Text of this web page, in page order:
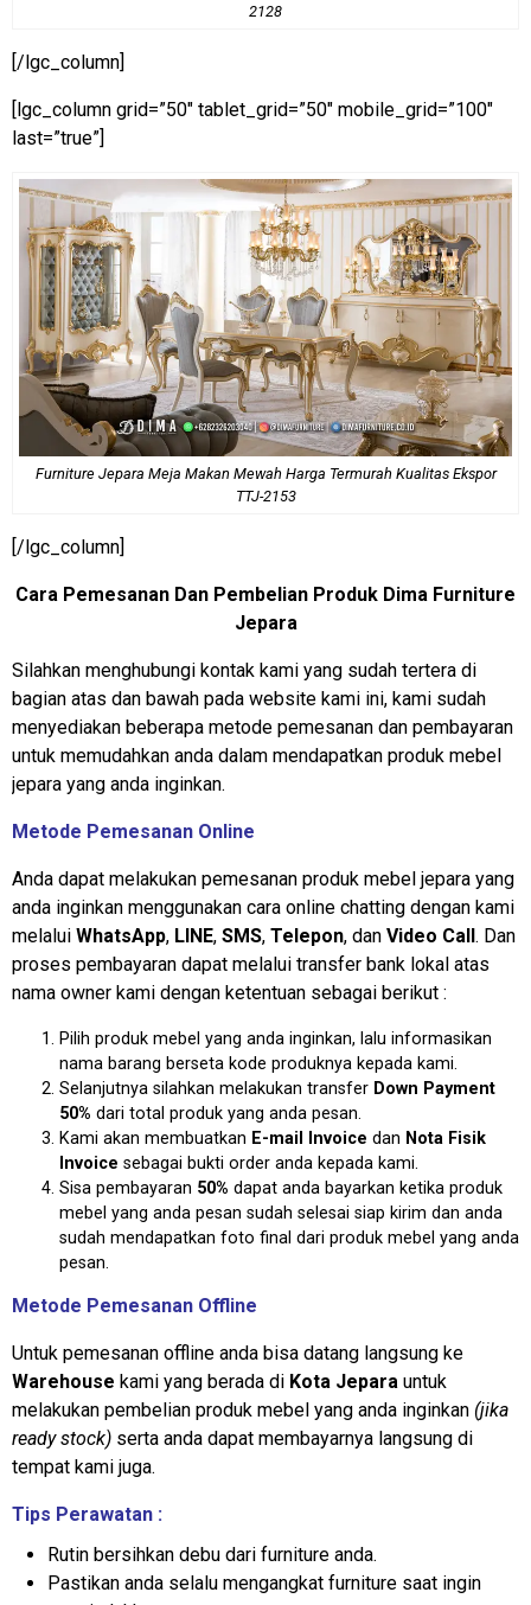
2128
[/lgc_column]
[lgc_column grid=”50″ tablet_grid=”50″ mobile_grid=”100″
last=”true”]
Furniture Jepara Meja Makan Mewah Harga Termurah Kualitas Ekspor
TTJ-2153
[/lgc_column]
Cara Pemesanan Dan Pembelian Produk Dima Furniture
Jepara
Silahkan menghubungi kontak kami yang sudah tertera di
bagian atas dan bawah pada website kami ini, kami sudah
menyediakan beberapa metode pemesanan dan pembayaran
untuk memudahkan anda dalam mendapatkan produk mebel
jepara yang anda inginkan.
Metode Pemesanan Online
Anda dapat melakukan pemesanan produk mebel jepara yang
anda inginkan menggunakan cara online chatting dengan kami
melalui WhatsApp, LINE, SMS, Telepon, dan Video Call. Dan
proses pembayaran dapat melalui transfer bank lokal atas
nama owner kami dengan ketentuan sebagai berikut :
Pilih produk mebel yang anda inginkan, lalu informasikan
nama barang berseta kode produknya kepada kami.
Selanjutnya silahkan melakukan transfer Down Payment
50% dari total produk yang anda pesan.
Kami akan membuatkan E-mail Invoice dan Nota Fisik
Invoice sebagai bukti order anda kepada kami.
Sisa pembayaran 50% dapat anda bayarkan ketika produk
mebel yang anda pesan sudah selesai siap kirim dan anda
sudah mendapatkan foto final dari produk mebel yang anda
pesan.
Metode Pemesanan Offline
Untuk pemesanan offline anda bisa datang langsung ke
Warehouse kami yang berada di Kota Jepara untuk
melakukan pembelian produk mebel yang anda inginkan (jika
ready stock) serta anda dapat membayarnya langsung di
tempat kami juga.
Tips Perawatan :
Rutin bersihkan debu dari furniture anda.
Pastikan anda selalu mengangkat furniture saat ingin